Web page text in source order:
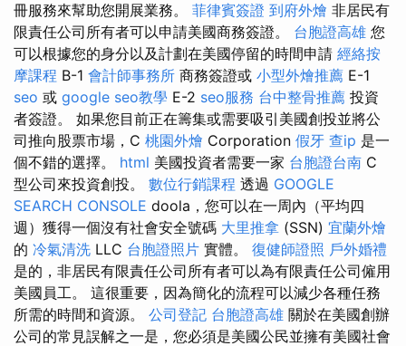
冊服務來幫助您開展業務。 菲律賓簽證 到府外燴 非居民有
限責任公司所有者可以申請美國商務簽證。 台胞證高雄 您
可以根據您的身分以及計劃在美國停留的時間申請 經絡按
摩課程 B-1 會計師事務所 商務簽證或 小型外燴推薦 E-1
seo 或 google seo教學 E-2 seo服務 台中整骨推薦 投資
者簽證。 如果您目前正在籌集或需要吸引美國創投並將公
司推向股票市場，C 桃園外燴 Corporation 假牙 查ip 是一
個不錯的選擇。 html 美國投資者需要一家 台胞證台南 C
型公司來投資創投。 數位行銷課程 透過 GOOGLE
SEARCH CONSOLE doola，您可以在一周內（平均四
週）獲得一個沒有社會安全號碼 大里推拿 (SSN) 宜蘭外燴
的 冷氣清洗 LLC 台胞證照片 實體。 復健師證照 戶外婚禮
是的，非居民有限責任公司所有者可以為有限責任公司僱用
美國員工。 這很重要，因為簡化的流程可以減少各種任務
所需的時間和資源。 公司登記 台胞證高雄 關於在美國創辦
公司的常見誤解之一是，您必須是美國公民並擁有美國社會